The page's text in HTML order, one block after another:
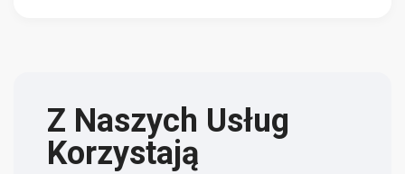
Z Naszych Usług
Korzystają